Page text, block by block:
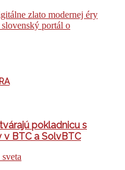
zlato modernej éry
portál o
pokladnicu s
BTC a SolvBTC